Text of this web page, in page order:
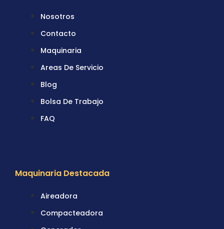
Nosotros
Contacto
Maquinaria
Areas De Servicio
Blog
Bolsa De Trabajo
FAQ
Maquinaria Destacada
Aireadora
Compacteadora